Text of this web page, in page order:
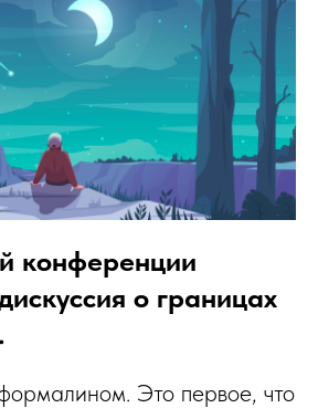
конференции
о границах
Это первое, что